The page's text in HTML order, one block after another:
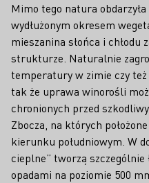
Mimo tego natura
wydłużonym okresem
mieszanina słońca i
strukturze. Naturalnie
temperatury w zimie czy
tak że uprawa winorośli
chronionych przed
Zbocza, na których
kierunku południowym. W
cieplne” tworzą
opadami na poziomie 500